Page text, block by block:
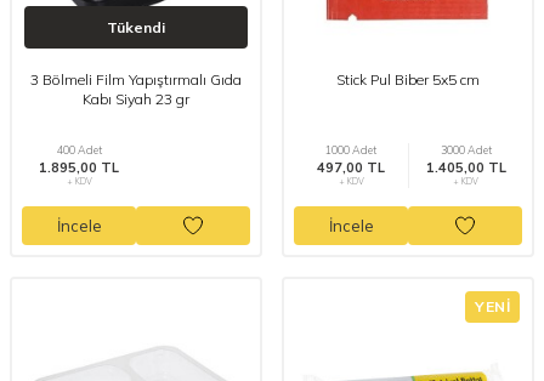
Tükendi
3 Bölmeli Film Yapıştırmalı Gıda
Kabı Siyah 23 gr
400 Adet
1.895,00 TL
+ KDV
İncele
Stick Pul Biber 5x5 cm
1000 Adet
497,00 TL
+ KDV
3000 Adet
1.405,00 TL
+ KDV
İncele
YENI